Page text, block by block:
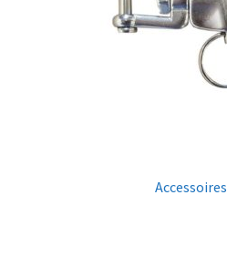
Accessoires